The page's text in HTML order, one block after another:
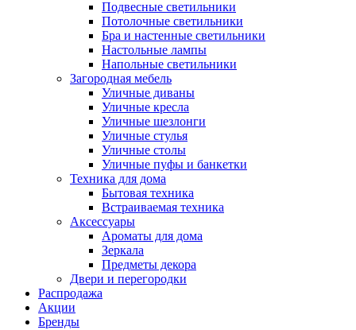
Подвесные светильники
Потолочные светильники
Бра и настенные светильники
Настольные лампы
Напольные светильники
Загородная мебель
Уличные диваны
Уличные кресла
Уличные шезлонги
Уличные стулья
Уличные столы
Уличные пуфы и банкетки
Техника для дома
Бытовая техника
Встраиваемая техника
Аксессуары
Ароматы для дома
Зеркала
Предметы декора
Двери и перегородки
Распродажа
Акции
Бренды